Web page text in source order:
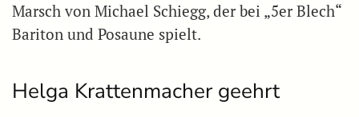
Marsch von Michael Schiegg, der bei „5er Blech“
Bariton und Posaune spielt.
Helga Krattenmacher geehrt